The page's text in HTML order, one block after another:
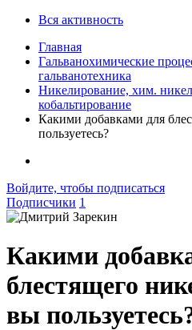
Вся активность
Главная
Гальванохимические
гальванотехника
Никелирование, хим.
кобальтирование
Какими добавками для
пользуетесь?
Войдите, чтобы подписаться
Подписчики 1
Какими
блестящего
вы